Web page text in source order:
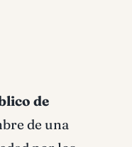
de
de una